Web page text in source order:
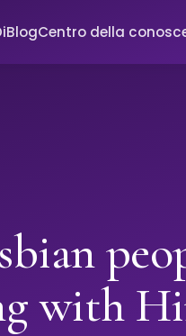
BlogCentro della
with